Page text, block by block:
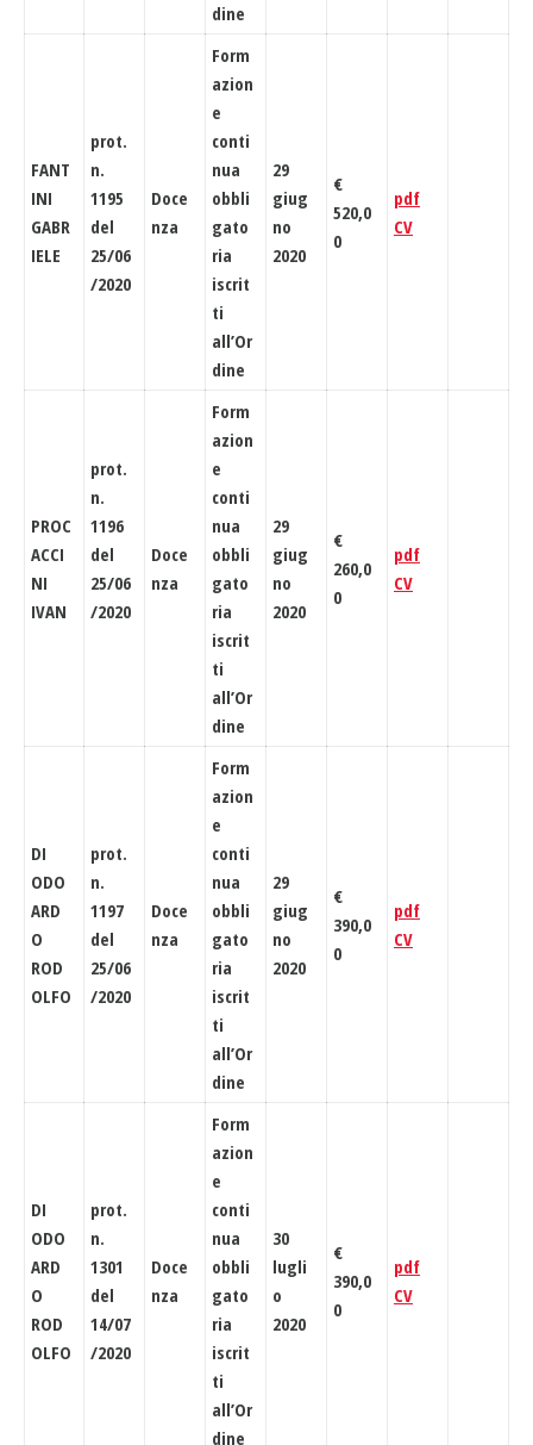
dine
FANT
INI
GABR
IELE
prot.
n.
1195
del
25/06
/2020
Doce
nza
Form
azion
e
conti
nua
obbli
gato
ria
iscrit
ti
all’Or
dine
29
giug
no
2020
€
520,0
0
pdf
CV
PROC
ACCI
NI
IVAN
prot.
n.
1196
del
25/06
/2020
Doce
nza
Form
azion
e
conti
nua
obbli
gato
ria
iscrit
ti
all’Or
dine
29
giug
no
2020
€
260,0
0
pdf
CV
DI
ODO
ARD
O
ROD
OLFO
prot.
n.
1197
del
25/06
/2020
Doce
nza
Form
azion
e
conti
nua
obbli
gato
ria
iscrit
ti
all’Or
dine
29
giug
no
2020
€
390,0
0
pdf
CV
DI
ODO
ARD
O
ROD
OLFO
prot.
n.
1301
del
14/07
/2020
Doce
nza
Form
azion
e
conti
nua
obbli
gato
ria
iscrit
ti
all’Or
dine
30
lugli
o
2020
€
390,0
0
pdf
CV